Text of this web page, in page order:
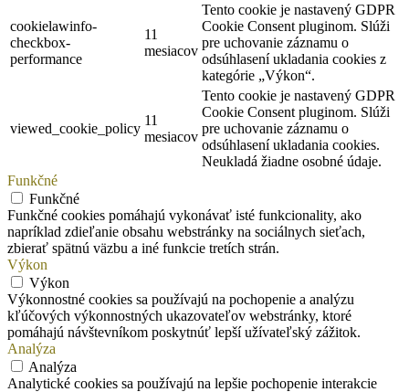
cookielawinfo-
checkbox-
performance
11
mesiacov
Tento cookie je nastavený GDPR
Cookie Consent pluginom. Slúži
pre uchovanie záznamu o
odsúhlasení ukladania cookies z
kategórie „Výkon“.
viewed_cookie_policy
11
mesiacov
Tento cookie je nastavený GDPR
Cookie Consent pluginom. Slúži
pre uchovanie záznamu o
odsúhlasení ukladania cookies.
Neukladá žiadne osobné údaje.
Funkčné
Funkčné
Funkčné cookies pomáhajú vykonávať isté funkcionality, ako
napríklad zdieľanie obsahu webstránky na sociálnych sieťach,
zbierať spätnú väzbu a iné funkcie tretích strán.
Výkon
Výkon
Výkonnostné cookies sa používajú na pochopenie a analýzu
kľúčových výkonnostných ukazovateľov webstránky, ktoré
pomáhajú návštevníkom poskytnúť lepší užívateľský zážitok.
Analýza
Analýza
Analytické cookies sa používajú na lepšie pochopenie interakcie